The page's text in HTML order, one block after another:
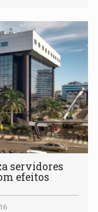
servidores
efeitos